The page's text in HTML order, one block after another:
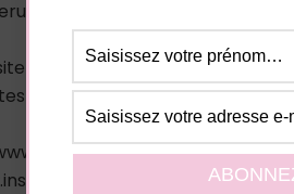
formation-
pas à venir consulter mon
sociaux :
groups/
produit_bio/